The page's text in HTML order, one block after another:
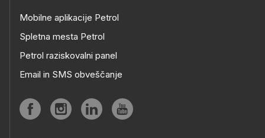
Mobilne aplikacije Petrol
Spletna mesta Petrol
Petrol raziskovalni panel
Email in SMS obveščanje